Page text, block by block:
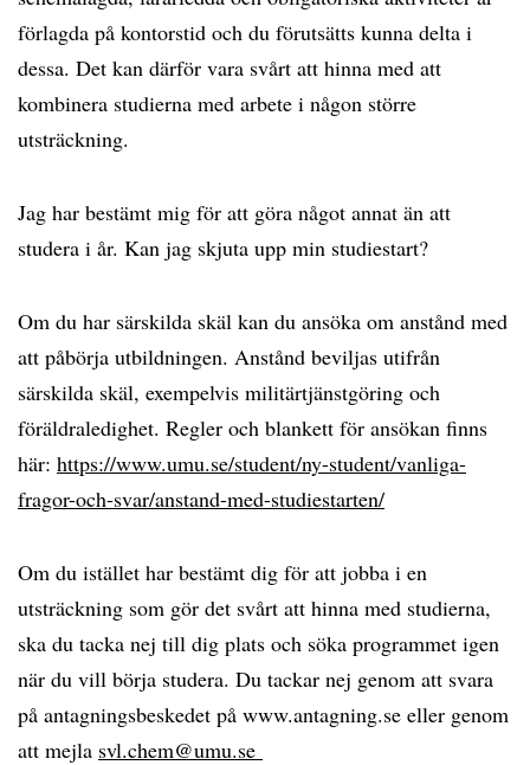
förlagda på kontorstid och du förutsätts kunna delta i
dessa. Det kan därför vara svårt att hinna med att
kombinera studierna med arbete i någon större
utsträckning.
Jag har bestämt mig för att göra något annat än att
studera i år. Kan jag skjuta upp min studiestart?
Om du har särskilda skäl kan du ansöka om anstånd med
att påbörja utbildningen. Anstånd beviljas utifrån
särskilda skäl, exempelvis militärtjänstgöring och
föräldraledighet. Regler och blankett för ansökan finns
här: https://www.umu.se/student/ny-student/vanliga-
fragor-och-svar/anstand-med-studiestarten/
Om du istället har bestämt dig för att jobba i en
utsträckning som gör det svårt att hinna med studierna,
ska du tacka nej till dig plats och söka programmet igen
när du vill börja studera. Du tackar nej genom att svara
på antagningsbeskedet på www.antagning.se eller genom
att mejla svl.chem@umu.se